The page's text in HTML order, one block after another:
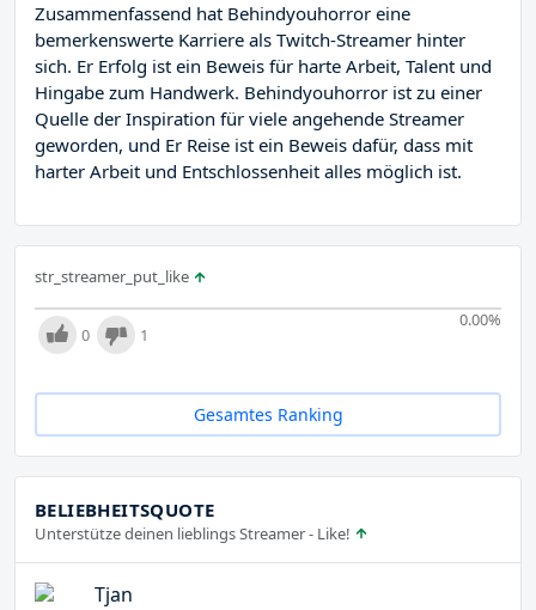
Zusammenfassend hat Behindyouhorror eine
bemerkenswerte Karriere als Twitch-Streamer hinter
sich. Er Erfolg ist ein Beweis für harte Arbeit, Talent und
Hingabe zum Handwerk. Behindyouhorror ist zu einer
Quelle der Inspiration für viele angehende Streamer
geworden, und Er Reise ist ein Beweis dafür, dass mit
harter Arbeit und Entschlossenheit alles möglich ist.
str_streamer_put_like
0.00%
0 1
Gesamtes Ranking
BELIEBHEITSQUOTE
Unterstütze deinen lieblings Streamer - Like!
Tjan